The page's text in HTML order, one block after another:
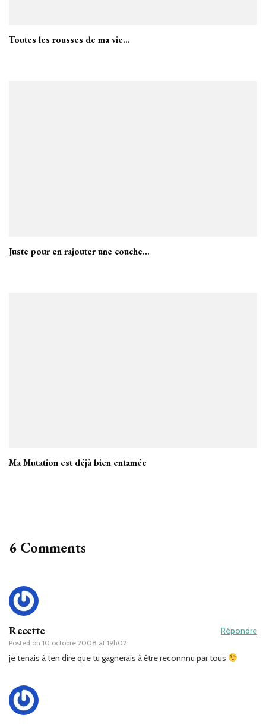
Toutes les rousses de ma vie…
Juste pour en rajouter une couche…
Ma Mutation est déjà bien entamée
6 Comments
Recette
Posted on 10 octobre 2008 at 19h02
Répondre
je tenais à ten dire que tu gagnerais à être reconnnu par tous